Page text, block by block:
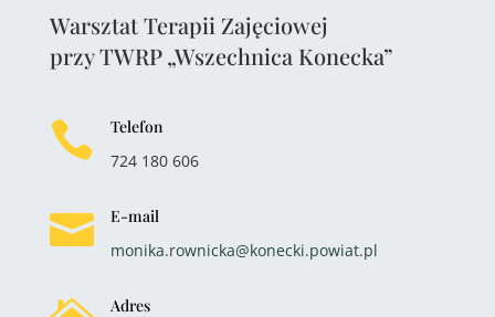
Warsztat Terapii Zajęciowej
przy TWRP „Wszechnica Konecka”

Telefon
724 180 606

E-mail
monika.rownicka@konecki.powiat.pl
Adres